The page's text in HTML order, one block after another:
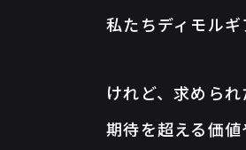
私たちディモルギ
けれど、求められ
期待を超える価